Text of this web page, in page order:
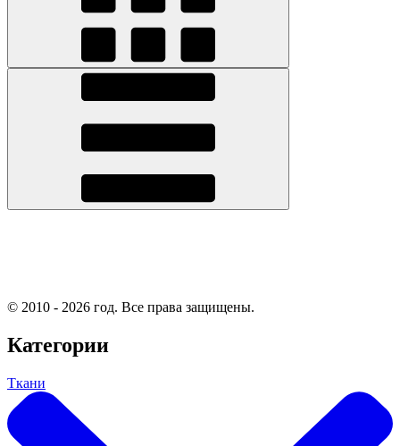
© 2010 - 2026 год. Все права защищены.
Категории
Ткани